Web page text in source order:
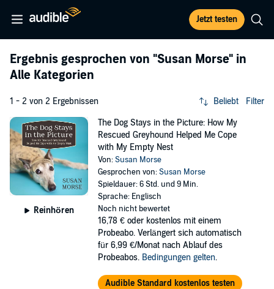
Jetzt testen
Ergebnis gesprochen von "Susan Morse" in
Alle Kategorien
1 - 2 von 2 Ergebnissen Beliebt Filter
Reinhören
The Dog Stays in the Picture: How My
Rescued Greyhound Helped Me Cope
with My Empty Nest
Von:Susan Morse
Gesprochen von:Susan Morse
Spieldauer: 6 Std. und 9 Min.
Sprache: Englisch
Noch nicht bewertet
16,78 € oder kostenlos mit einem
Probeabo. Verlängert sich automatisch
für 6,99 €/Monat nach Ablauf des
Probeabos. Bedingungen gelten.
Audible Standard kostenlos testen